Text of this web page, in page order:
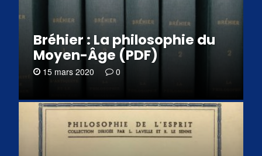
Bréhier : La philosophie du
Moyen-Âge (PDF)
15 mars 2020 0